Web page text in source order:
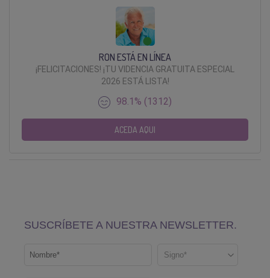
RON ESTÁ EN LÍNEA
¡FELICITACIONES! ¡TU VIDENCIA GRATUITA ESPECIAL
2026 ESTÁ LISTA!
98.1% (1312)
ACEDA AQUI